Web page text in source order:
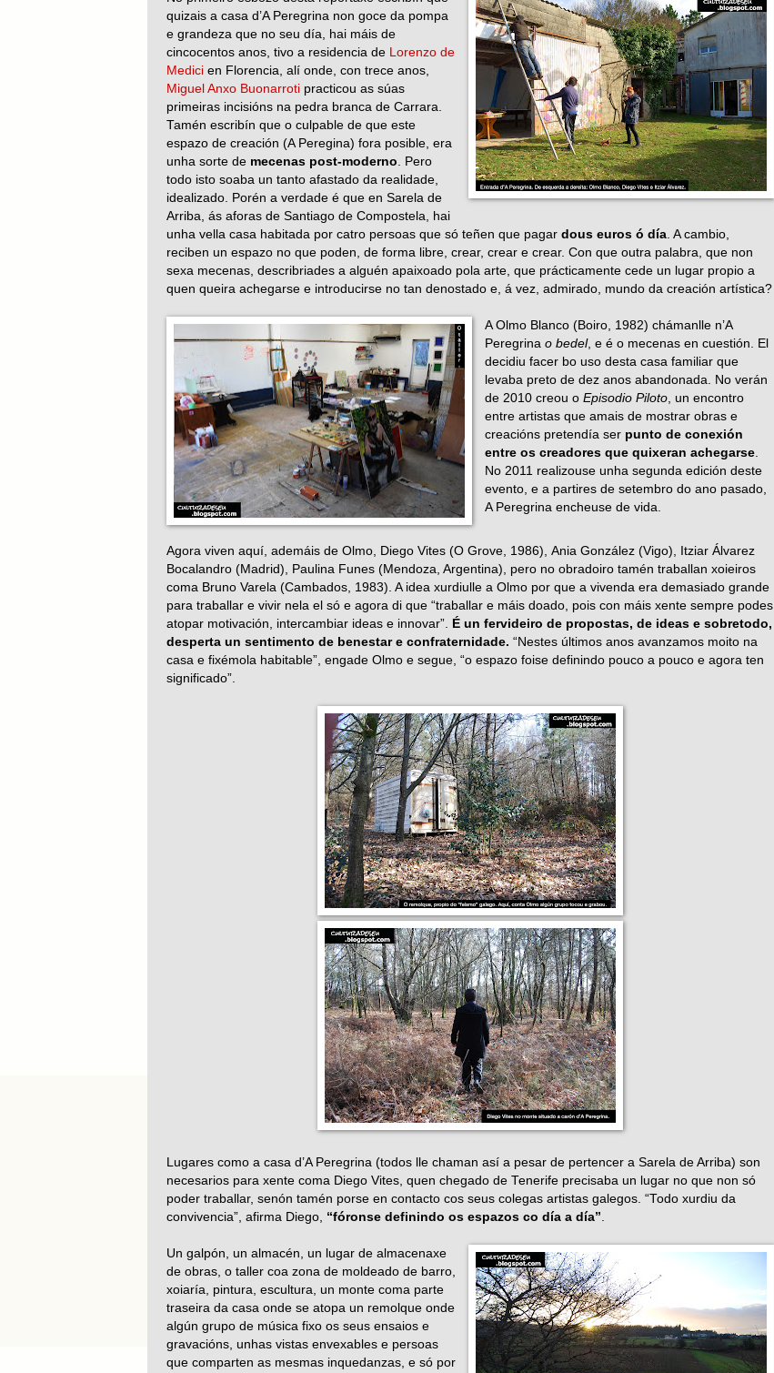
quizais a casa d’A Peregrina non goce da pompa
e grandeza que no seu día, hai máis de
cincocentos anos, tivo a residencia de
Lorenzo de
Medici en Florencia, alí onde, con trece anos,
Miguel Anxo Buonarroti practicou as súas
primeiras incisións na pedra branca de Carrara.
Tamén escribín que o culpable de que este
espazo de creación (A Peregina) fora posible, era
unha sorte de mecenas post-moderno . Pero
todo isto soaba un tanto afastado da realidade,
idealizado. Porén a verdade é que en Sarela de
Arriba, ás aforas de Santiago de Compostela, hai
unha vella casa habitada por catro persoas que só teñen que pagar dous euros ó día . A cambio,
reciben un espazo no que poden, de forma libre, crear, crear e crear. Con que outra palabra, que non
sexa mecenas, describriades a alguén apaixoado pola arte, que prácticamente cede un lugar propio a
quen queira achegarse e introducirse no tan denostado e, á vez, admirado, mundo da creación artística?
A Olmo Blanco (Boiro, 1982) chámanlle n’A
Peregrina o bedel, e é o mecenas en cuestión. El
decidiu facer bo uso desta casa familiar que
levaba preto de dez anos abandonada. No verán
de 2010 creou o Episodio Piloto, un encontro
entre artistas que amais de mostrar obras e
creacións pretendía ser punto de conexión
entre os creadores que quixeran achegarse.
No 2011 realizouse unha segunda edición deste
evento, e a partires de setembro do ano pasado,
A Peregrina encheuse de vida.
Agora viven aquí, ademáis de Olmo, Diego Vites (O Grove, 1986), Ania González (Vigo), Itziar Álvarez
Bocalandro (Madrid), Paulina Funes (Mendoza, Argentina), pero no obradoiro tamén traballan xoieiros
coma Bruno Varela (Cambados, 1983). A idea xurdiulle a Olmo por que a vivenda era demasiado grande
para traballar e vivir nela el só e agora di que “traballar e máis doado, pois con máis xente sempre podes
atopar motivación, intercambiar ideas e innovar”. É un fervideiro de propostas, de ideas e sobretodo,
desperta un sentimento de benestar e confraternidade. “Nestes últimos anos avanzamos moito na
casa e fixémola habitable”, engade Olmo e segue, “o espazo foise definindo pouco a pouco e agora ten
significado”.
Lugares como a casa d’A Peregrina (todos lle chaman así a pesar de pertencer a Sarela de Arriba) son
necesarios para xente coma Diego Vites, quen chegado de Tenerife precisaba un lugar no que non só
poder traballar, senón tamén porse en contacto cos seus colegas artistas galegos. “Todo xurdiu da
convivencia”, afirma Diego, “fóronse definindo os espazos co día a día”.
Un galpón, un almacén, un lugar de almacenaxe
de obras, o taller coa zona de moldeado de barro,
xoiaría, pintura, escultura, un monte coma parte
traseira da casa onde se atopa un remolque onde
algún grupo de música fixo os seus ensaios e
gravacións, unhas vistas envexables e persoas
que comparten as mesmas inquedanzas, e só por